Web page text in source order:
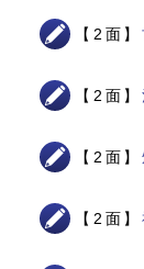
【2面】
【2面】
【2面】
【2面】